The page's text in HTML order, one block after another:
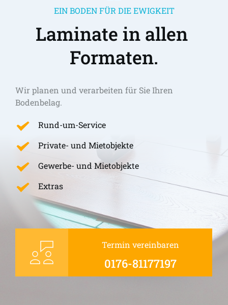
EIN BODEN FÜR DIE EWIGKEIT
Laminate in allen
Formaten.
Wir planen und verarbeiten für Sie Ihren
Bodenbelag.
Rund-um-Service
Private- und Mietobjekte
Gewerbe- und Mietobjekte
Extras
Termin vereinbaren
0176-81177197